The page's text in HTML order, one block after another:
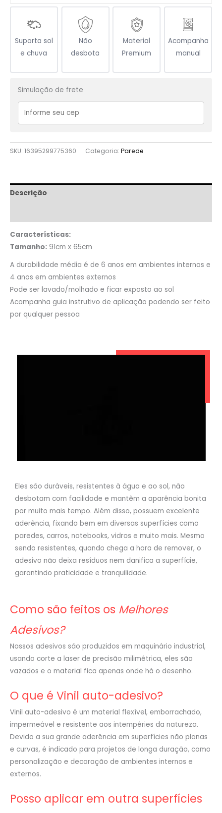
Suporta sol
e chuva
Não
desbota
Material
Premium
Acompanha
manual
Simulação de frete
SKU: 16395299775360 Categoria: Parede
Descrição
Características:
Tamanho: 91cm x 65cm
A durabilidade média é de 6 anos em ambientes internos e
4 anos em ambientes externos
Pode ser lavado/molhado e ficar exposto ao sol
Acompanha guia instrutivo de aplicação podendo ser feito
por qualquer pessoa
Eles são duráveis, resistentes à água e ao sol, não
desbotam com facilidade e mantêm a aparência bonita
por muito mais tempo. Além disso, possuem excelente
aderência, fixando bem em diversas superfícies como
paredes, carros, notebooks, vidros e muito mais. Mesmo
sendo resistentes, quando chega a hora de remover, o
adesivo não deixa resíduos nem danifica a superfície,
garantindo praticidade e tranquilidade.
Como são feitos os Melhores
Adesivos?
Nossos adesivos são produzidos em maquinário industrial,
usando corte a laser de precisão milimétrica, eles são
vazados e o material fica apenas onde há o desenho.
O que é Vinil auto-adesivo?
Vinil auto-adesivo é um material flexível, emborrachado,
impermeável e resistente aos intempéries da natureza.
Devido a sua grande aderência em superfícies não planas
e curvas, é indicado para projetos de longa duração, como
personalização e decoração de ambientes internos e
externos.
Posso aplicar em outra superfícies